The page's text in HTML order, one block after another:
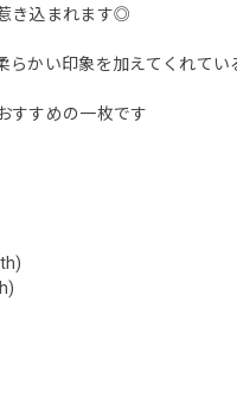
き込まれます◎
らかい印象を加えてくれて
すすめの一枚です